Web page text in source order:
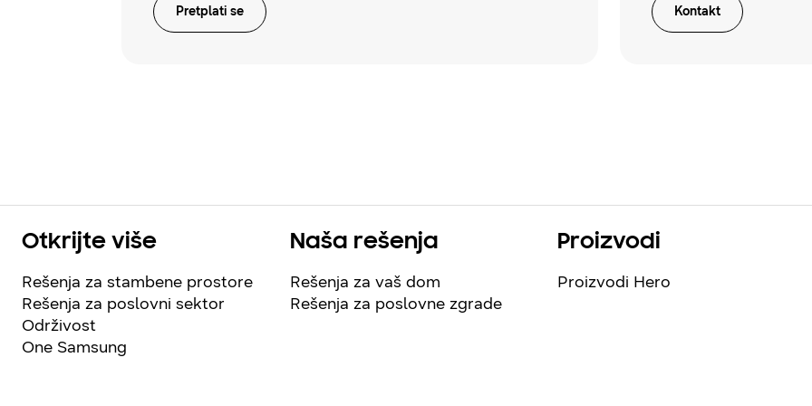
Pretplati se Kontakt
Otkrijte više
Rešenja za stambene prostore
Rešenja za poslovni sektor
Održivost
One Samsung
Naša rešenja
Rešenja za vaš dom
Rešenja za poslovne zgrade
Proizvodi
Proizvodi Hero